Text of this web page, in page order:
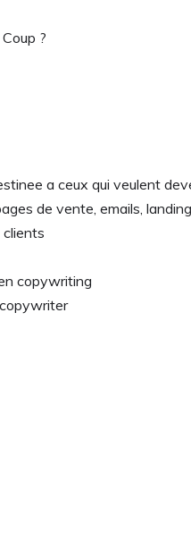
?
a ceux qui veulent
de vente, emails,
copywriting